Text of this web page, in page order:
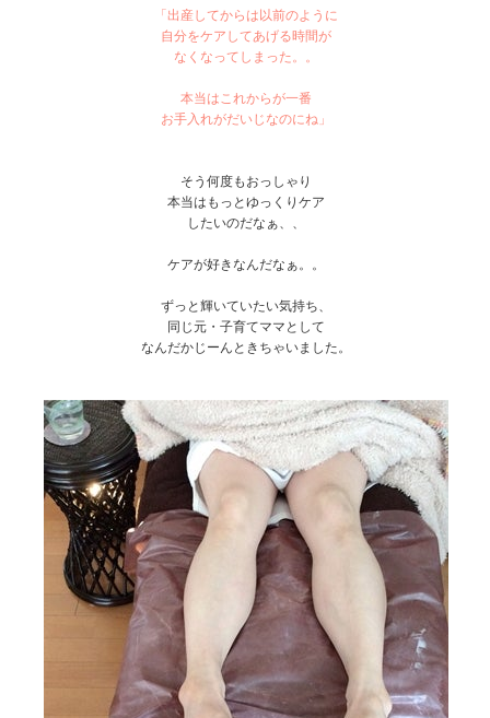
「出産してからは以前のように
自分をケアしてあげる時間が
なくなってしまった。。
本当はこれからが一番
お手入れがだいじなのにね」
そう何度もおっしゃり
本当はもっとゆっくりケア
したいのだなぁ、、
ケアが好きなんだなぁ。。
ずっと輝いていたい気持ち、
同じ元・子育てママとして
なんだかじーんときちゃいました。